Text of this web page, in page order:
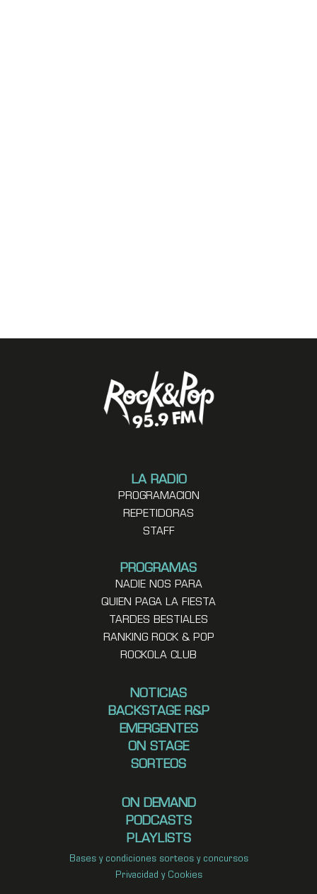
LA RADIO
PROGRAMACION
REPETIDORAS
STAFF
PROGRAMAS
NADIE NOS PARA
QUIEN PAGA LA FIESTA
TARDES BESTIALES
RANKING ROCK & POP
ROCKOLA CLUB
NOTICIAS
BACKSTAGE R&P
EMERGENTES
ON STAGE
SORTEOS
ON DEMAND
PODCASTS
PLAYLISTS
Bases y condiciones sorteos y concursos
Privacidad y Cookies